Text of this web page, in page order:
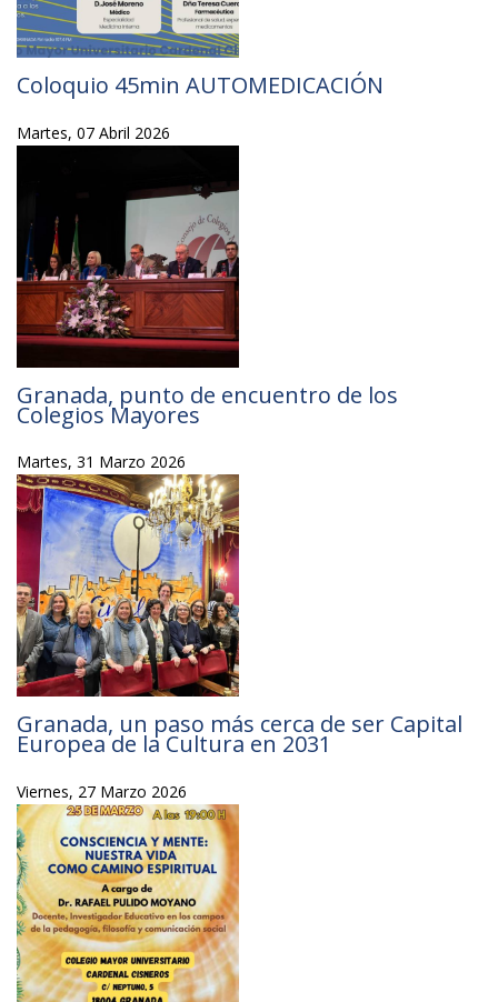
Coloquio 45min AUTOMEDICACIÓN
Martes, 07 Abril 2026
Granada, punto de encuentro de los
Colegios Mayores
Martes, 31 Marzo 2026
Granada, un paso más cerca de ser Capital
Europea de la Cultura en 2031
Viernes, 27 Marzo 2026